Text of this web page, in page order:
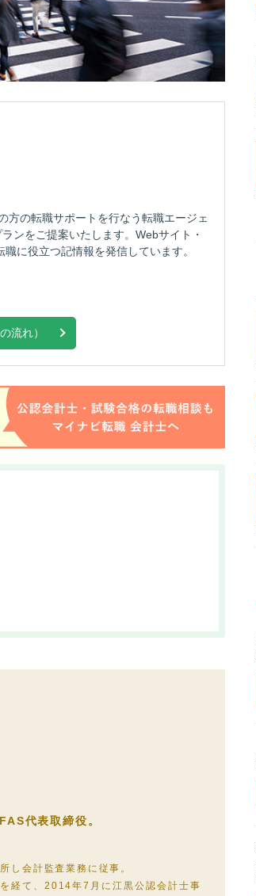
方の転職サポートを行なう転職エージェ
ンをご提案いたします。Webサイト・
に役立つ記情報を発信しています。
流れ）
代表取締役。
し会計監査業務に従事。
経て、2014年7月に江黒公認会計士事